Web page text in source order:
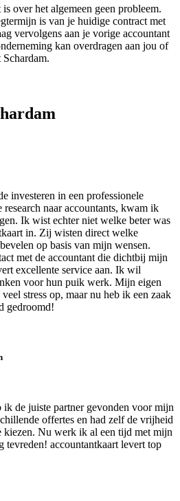
over het algemeen geen probleem.
is van je huidige contract met
vervolgens aan je vorige accountant
kan overdragen aan jou of
investeren in een professionele
naar accountants, kwam ik
Ik wist echter niet welke beter was
in. Zij wisten direct welke
op basis van mijn wensen.
met de accountant die dichtbij mijn
excellente service aan. Ik wil
voor hun puik werk. Mijn eigen
stress op, maar nu heb ik een zaak
gedroomd!
de juiste partner gevonden voor mijn
offertes en had zelf de vrijheid
kiezen. Nu werk ik al een tijd met mijn
tevreden! accountantkaart levert top